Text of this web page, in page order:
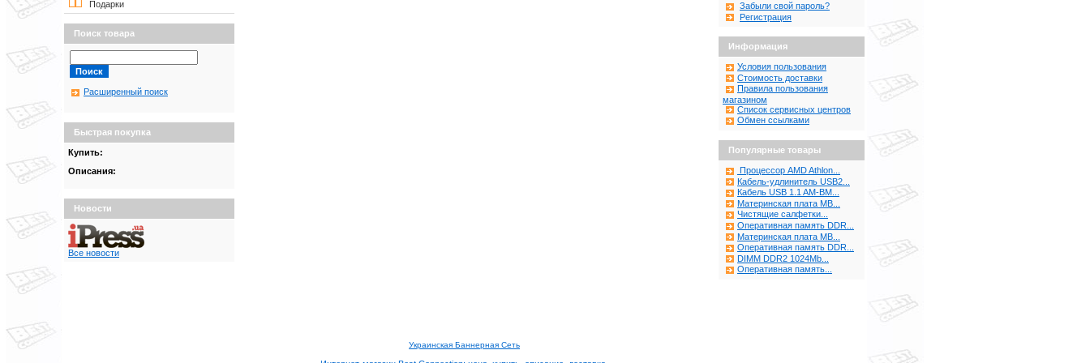
Подарки
Поиск товара
Расширенный поиск
Быстрая покупка
Купить:
Описания:
Новости
Все новости
Забыли свой пароль?
Регистрация
Информация
Условия пользования
Стоимость доставки
Правила пользования
магазином
Список сервисных центров
Обмен ссылками
Популярные товары
Процессор AMD Athlon...
Кабель-удлинитель USB2...
Кабель USB 1.1 AM-BM...
Материнская плата MB...
Чистящие салфетки...
Оперативная память DDR...
Материнская плата MB...
Оперативная память DDR...
DIMM DDR2 1024Mb...
Оперативная память...
Украинская Баннерная Сеть